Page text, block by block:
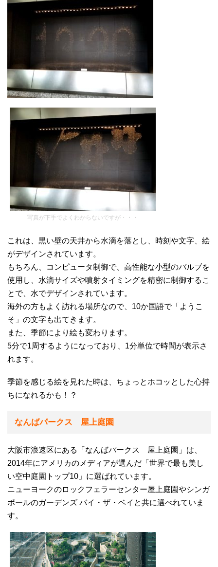
写真が下手でよくわからないですが・・・
これは、黒い壁の天井から水滴を落とし、時刻や文字、絵
がデザインされています。
もちろん、コンピュータ制御で、高性能な小型のバルブを
使用し、水滴サイズや噴射タイミングを精密に制御するこ
とで、水でデザインされています。
海外の方もよく訪れる場所なので、10か国語で「ようこ
そ」の文字も出てきます。
また、季節により絵も変わります。
5分で1周するようになっており、1分単位で時間が表示さ
れます。
季節を感じる絵を見れた時は、ちょっとホコッとした心持
ちになれるかも！？
なんばパークス 屋上庭園
大阪市浪速区にある「なんばパークス 屋上庭園」は、
2014年にアメリカのメディアが選んだ「世界で最も美し
い空中庭園トップ10」に選ばれています。
ニューヨークのロックフェラーセンター屋上庭園やシンガ
ポールのガーデンズ バイ・ザ・ベイと共に選べれていま
す。